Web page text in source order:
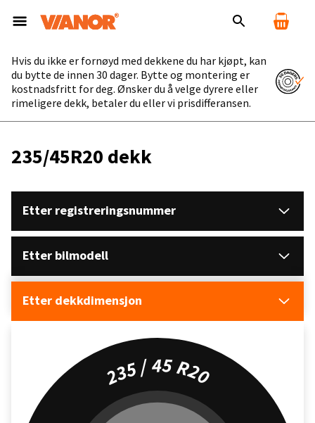
Hvis du ikke er fornøyd med dekkene du har kjøpt, kan
du bytte de innen 30 dager. Bytte og montering er
kostnadsfritt for deg. Ønsker du å velge dyrere eller
rimeligere dekk, betaler du eller vi prisdifferansen.
235/45R20 dekk
Etter registreringsnummer
Etter bilmodell
Etter dekkdimensjon
235 / 45 R20